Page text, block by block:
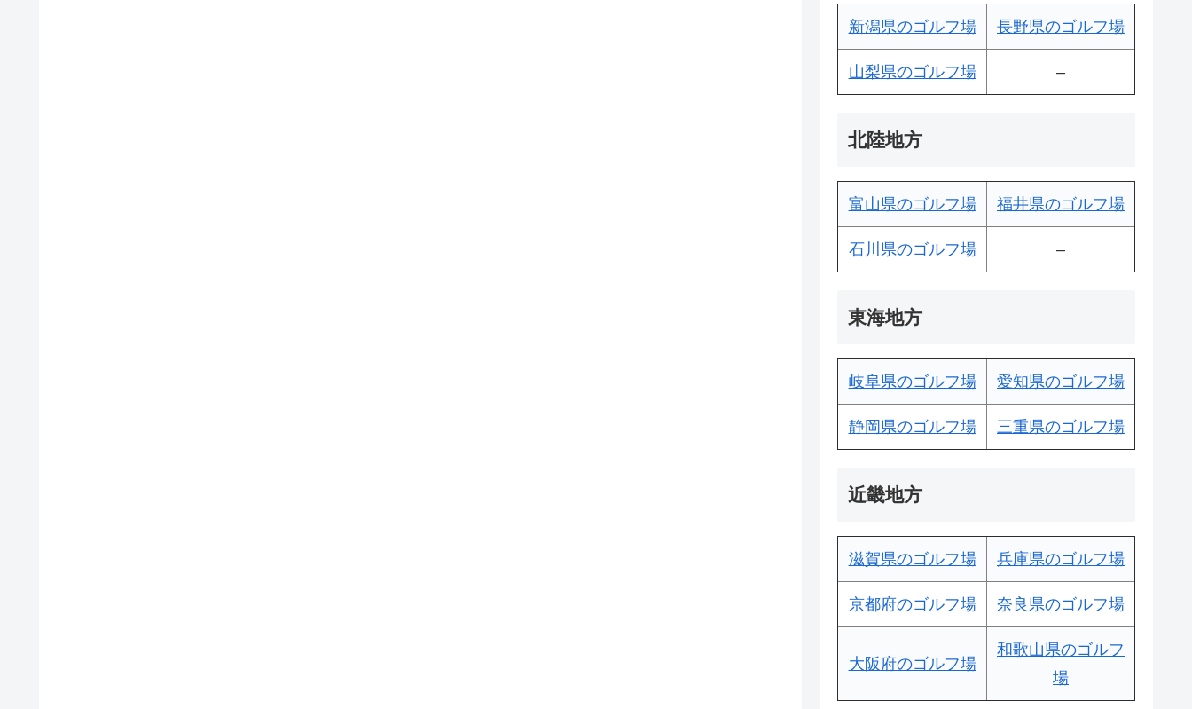
新潟県のゴルフ場 長野県のゴルフ場
山梨県のゴルフ場 –
北陸地方
富山県のゴルフ場 福井県のゴルフ場
石川県のゴルフ場 –
東海地方
岐阜県のゴルフ場 愛知県のゴルフ場
静岡県のゴルフ場 三重県のゴルフ場
近畿地方
滋賀県のゴルフ場 兵庫県のゴルフ場
京都府のゴルフ場 奈良県のゴルフ場
大阪府のゴルフ場
和歌山県のゴルフ
場